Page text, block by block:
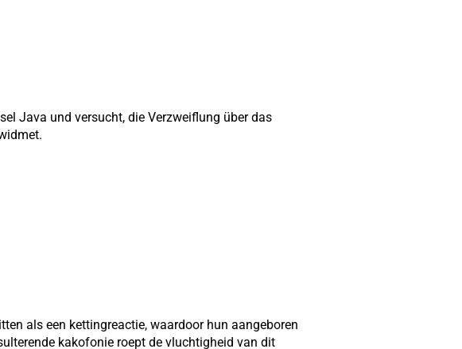
Java und versucht, die Verzweiflung über das
als een kettingreactie, waardoor hun aangeboren
kakofonie roept de vluchtigheid van dit